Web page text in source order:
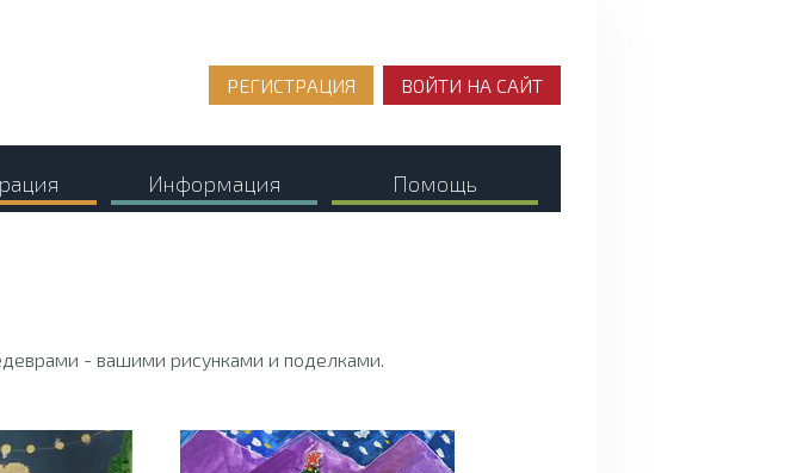
РЕГИСТРАЦИЯ ВОЙТИ НА САЙТ
Информация Помощь
- вашими рисунками и поделками.